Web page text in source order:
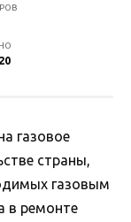
газовое
страны,
газовым
в ремонте